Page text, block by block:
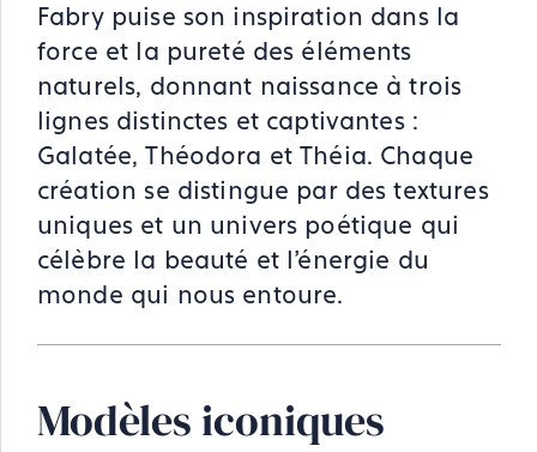
Fabry puise son inspiration dans la
force et la pureté des éléments
naturels, donnant naissance à trois
lignes distinctes et captivantes :
Galatée, Théodora et Théia. Chaque
création se distingue par des textures
uniques et un univers poétique qui
célèbre la beauté et l’énergie du
monde qui nous entoure.
Modèles iconiques